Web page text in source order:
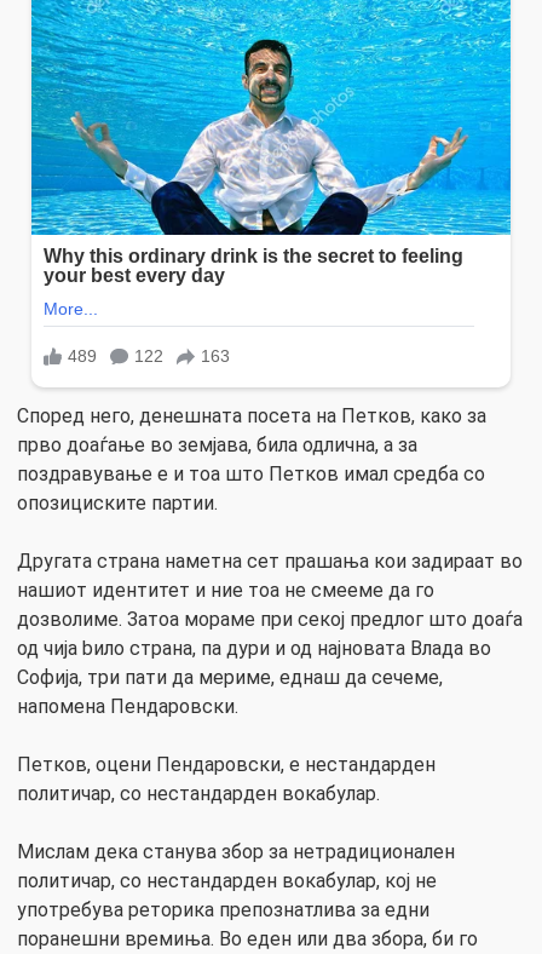
Според него, денешната посета на Петков, како за
прво доаѓање во земјава, била одлична, а за
поздравување е и тоа што Петков имал средба со
опозициските партии.
Другата страна наметна сет прашања кои задираат во
нашиот идентитет и ние тоа не смееме да го
дозволиме. Затоа мораме при секој предлог што доаѓа
од чија bило страна, па дури и од најновата Влада во
Софија, три пати да мериме, еднаш да сечеме,
напомена Пендаровски.
Петков, оцени Пендаровски, е нестандарден
политичар, со нестандарден вокабулар.
Мислам дека станува збор за нетрадиционален
политичар, со нестандарден вокабулар, кој не
употребува реторика препознатлива за едни
поранешни времиња. Во еден или два збора, би го